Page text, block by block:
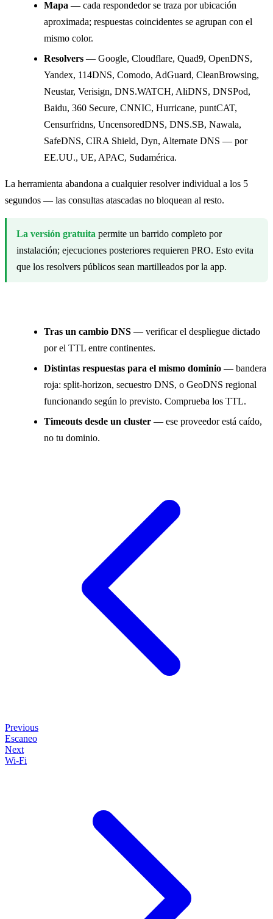
Mapa — cada respondedor se traza por ubicación
aproximada; respuestas coincidentes se agrupan con el
mismo color.
Resolvers — Google, Cloudflare, Quad9, OpenDNS,
Yandex, 114DNS, Comodo, AdGuard, CleanBrowsing,
Neustar, Verisign, DNS.WATCH, AliDNS, DNSPod,
Baidu, 360 Secure, CNNIC, Hurricane, puntCAT,
Censurfridns, UncensoredDNS, DNS.SB, Nawala,
SafeDNS, CIRA Shield, Dyn, Alternate DNS — por
EE.UU., UE, APAC, Sudamérica.
La herramienta abandona a cualquier resolver individual a los 5
segundos — las consultas atascadas no bloquean al resto.
La versión gratuita permite un barrido completo por
instalación; ejecuciones posteriores requieren PRO. Esto evita
que los resolvers públicos sean martilleados por la app.
Tras un cambio DNS — verificar el despliegue dictado
por el TTL entre continentes.
Distintas respuestas para el mismo dominio — bandera
roja: split-horizon, secuestro DNS, o GeoDNS regional
funcionando según lo previsto. Comprueba los TTL.
Timeouts desde un cluster — ese proveedor está caído,
no tu dominio.
Previous
Escaneo
Next
Wi-Fi